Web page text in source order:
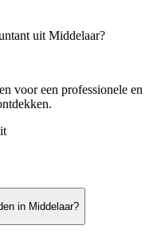
uit Middelaar?
voor een professionele en
in Middelaar?